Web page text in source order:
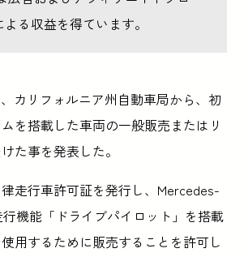
る収益を得ています。
カリフォルニア州自動車局から、初
を搭載した車両の一般販売またはリ
た事を発表した。
走行車許可証を発行し、Mercedes-
機能「ドライブパイロット」を搭載
用するために販売することを許可し